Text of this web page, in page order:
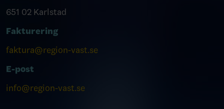
651 02 Karlstad
Fakturering
faktura@region-vast.se
E-post
info@region-vast.se